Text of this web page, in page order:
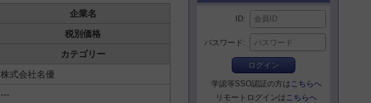
企業名
税別価格
カテゴリー
株式会社名優
---
ID
パスワード
ログイン
学認等SSO認証の方は こちらへ
リモートログインは こちらへ